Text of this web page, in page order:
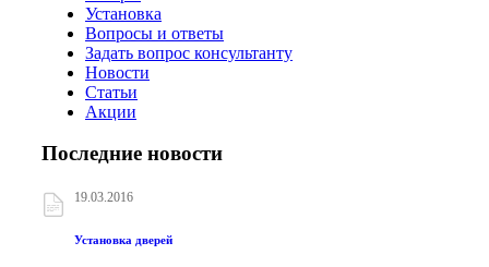
Установка
Вопросы и ответы
Задать вопрос консультанту
Новости
Статьи
Акции
Последние новости
19.03.2016
Установка дверей